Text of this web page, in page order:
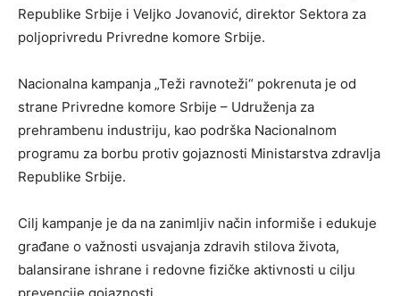
Republike Srbije i Veljko Jovanović, direktor Sektora za
poljoprivredu Privredne komore Srbije.
Nacionalna kampanja „Teži ravnoteži“ pokrenuta je od
strane Privredne komore Srbije – Udruženja za
prehrambenu industriju, kao podrška Nacionalnom
programu za borbu protiv gojaznosti Ministarstva zdravlja
Republike Srbije.
Cilj kampanje je da na zanimljiv način informiše i edukuje
građane o važnosti usvajanja zdravih stilova života,
balansirane ishrane i redovne fizičke aktivnosti u cilju
prevencije gojaznosti.